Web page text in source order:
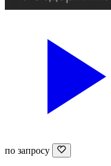
по запросу